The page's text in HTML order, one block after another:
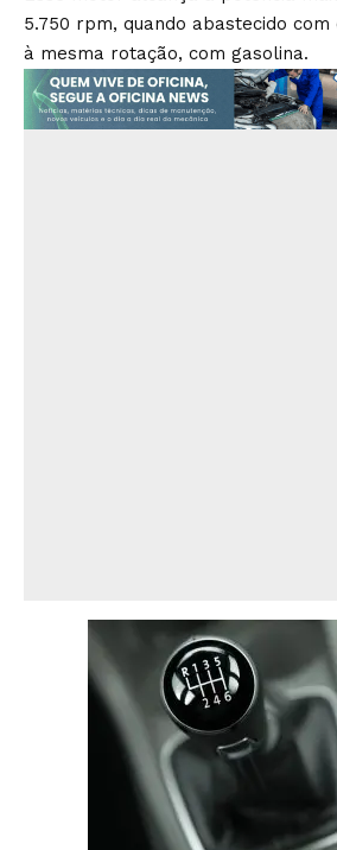
5.750 rpm, quando abastecido com
à mesma rotação, com gasolina.